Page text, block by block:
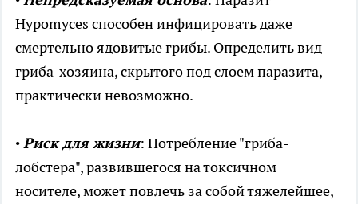
Hypomyces способен инфицировать даже
смертельно ядовитые грибы. Определить вид
гриба-хозяина, скрытого под слоем паразита,
практически невозможно.
•Риск для жизни: Потребление "гриба-
лобстера", развившегося на токсичном
носителе, может повлечь за собой тяжелейшее,